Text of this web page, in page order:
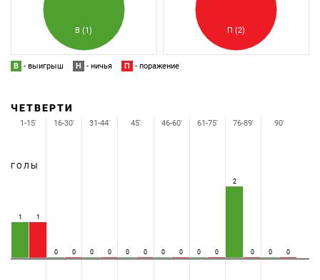
В (1) П (2)
В - выигрыш Н - ничья П - поражение
ЧЕТВЕРТИ
ГОЛЫ
1 1
0 0 0 0 0 0 0 0 0 0
2
0 0 0
1-15' 16-30' 31-44' 45' 46-60' 61-75' 76-89' 90'